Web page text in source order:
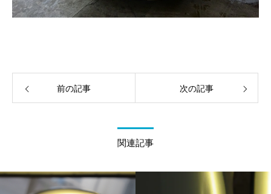
前の記事 次の記事
関連記事